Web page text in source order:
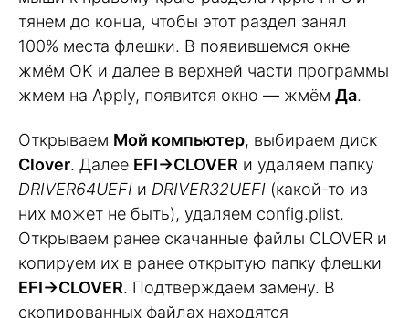
тянем до конца, чтобы этот раздел занял
100% места флешки. В появившемся окне
жмём OK и далее в верхней части программы
жмем на Apply, появится окно — жмём Да.
Открываем Мой компьютер, выбираем диск
Clover. Далее EFI->CLOVER и удаляем папку
DRIVER64UEFI и DRIVER32UEFI (какой-то из
них может не быть), удаляем config.plist.
Открываем ранее скачанные файлы CLOVER и
копируем их в ранее открытую папку флешки
EFI->CLOVER. Подтверждаем замену. В
скопированных файлах находятся